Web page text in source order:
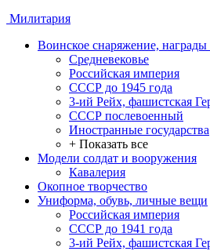
Милитария
Воинское снаряжение,
Средневековье
Российская империя
СССР до 1945 года
3-ий Рейх, фашистская
СССР послевоенный
Иностранные государства
+ Показать все
Модели солдат и вооружения
Кавалерия
Окопное творчество
Униформа, обувь, личные вещи
Российская империя
СССР до 1941 года
3-ий Рейх, фашистская